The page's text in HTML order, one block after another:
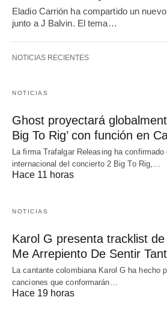
Eladio Carrión ha compartido un
junto a J Balvin. El tema…
NOTICIAS RECIENTES
NOTICIAS
Ghost proyectará
Big To Rig’ con función en
La firma Trafalgar Releasing ha confirmado
internacional del concierto 2 Big To Rig,…
Hace 11 horas
NOTICIAS
Karol G presenta tracklist de
Me Arrepiento De Sentir
La cantante colombiana Karol G ha hecho
canciones que conformarán…
Hace 19 horas